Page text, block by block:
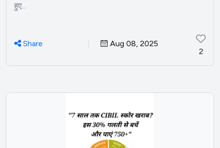
हुए...
Share
Aug 08, 2025
2